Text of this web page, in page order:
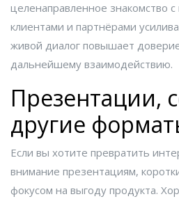
целенаправленное знакомство
клиентами и партнёрами
живой диалог повышает
дальнейшему взаимодействию.
Презентации,
другие
Если вы хотите превратить
внимание презентациям,
фокусом на выгоду продукта.